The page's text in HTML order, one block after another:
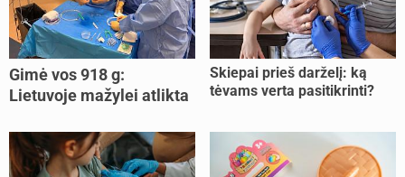
Gimė vos 918 g:
Lietuvoje mažylei atlikta
Skiepai prieš darželį: ką
tėvams verta pasitikrinti?